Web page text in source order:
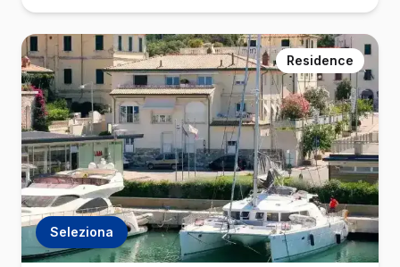
Residence
Seleziona